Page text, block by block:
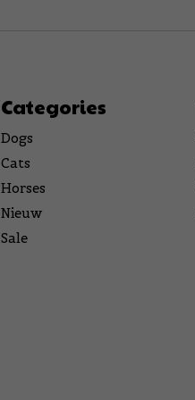
Categories
Dogs
Cats
Horses
Nieuw
Sale